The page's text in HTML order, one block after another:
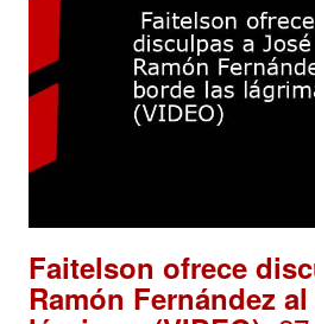
Faitelson ofrece
Ramón Fernández